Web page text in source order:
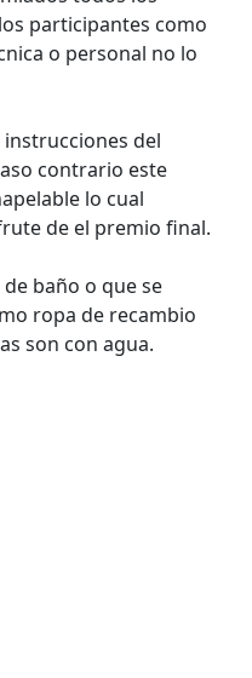
participantes como
o personal no lo
instrucciones del
contrario este
lo cual
de el premio final.
baño o que se
ropa de recambio
son con agua.